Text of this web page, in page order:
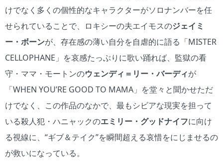
けでなく多くの個性的なキャラクターがソロナンバーを任
せられていることで、ロキシーの夫エイモスのジェイミ
ー・ボーンが、存在感の薄い自分を自虐的に語る「MISTER
CELLOPHANE」を哀感たっぶりに歌い踊れば、監獄の看
守・ママ・モートンのウェンディ＝リー・バーディが
「WHEN YOU’RE GOOD TO MAMA」を堂々と聞かせただ
けでなく、この作品のなかで、最もシビアな現実を担って
いる殺人犯・ハニャックのエミリー・グッドナイフに向け
る視線に、“ギブ＆テイク”を瞬間超える哀惜をにじませるの
が救いになっている。